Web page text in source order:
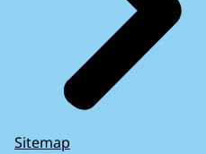
Sitemap